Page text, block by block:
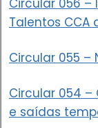
Talentos CCA
Circular 055 –
Circular 054 –
e saídas